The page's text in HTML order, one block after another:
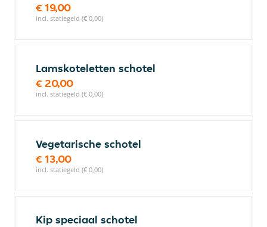
€ 19,00
incl. statiegeld (€ 0,00)
Lamskoteletten schotel
€ 20,00
incl. statiegeld (€ 0,00)
Vegetarische schotel
€ 13,00
incl. statiegeld (€ 0,00)
Kip speciaal schotel